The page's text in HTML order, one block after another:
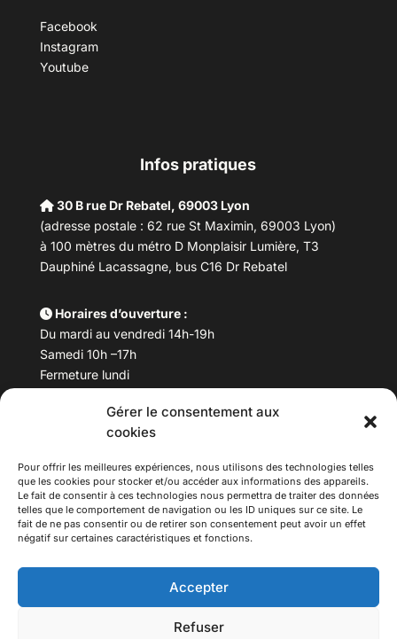
Gérer le consentement aux
cookies
Pour offrir les meilleures expériences, nous utilisons des technologies telles
que les cookies pour stocker et/ou accéder aux informations des appareils.
Le fait de consentir à ces technologies nous permettra de traiter des données
telles que le comportement de navigation ou les ID uniques sur ce site. Le
fait de ne pas consentir ou de retirer son consentement peut avoir un effet
négatif sur certaines caractéristiques et fonctions.
Accepter
Refuser
Facebook
Instagram
Youtube
Infos pratiques
30 B rue Dr Rebatel, 69003 Lyon
(adresse postale : 62 rue St Maximin, 69003 Lyon)
à 100 mètres du métro D Monplaisir Lumière, T3
Dauphiné Lacassagne, bus C16 Dr Rebatel
Horaires d’ouverture :
Du mardi au vendredi 14h-19h
Samedi 10h –17h
Fermeture lundi
Téléphone : 04 78 53 06 40
maisondesculturesasiatiques@asiexpo.com